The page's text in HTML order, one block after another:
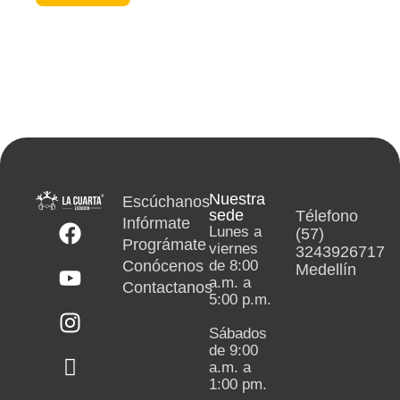
Escúchanos
Infórmate
Prográmate
Conócenos
Contactanos
Nuestra
sede
Lunes a
viernes
de 8:00
a.m. a
5:00 p.m.
Sábados
de 9:00
a.m. a
1:00 pm.
Télefono
(57)
3243926717
Medellín